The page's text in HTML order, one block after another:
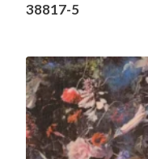
38817-5